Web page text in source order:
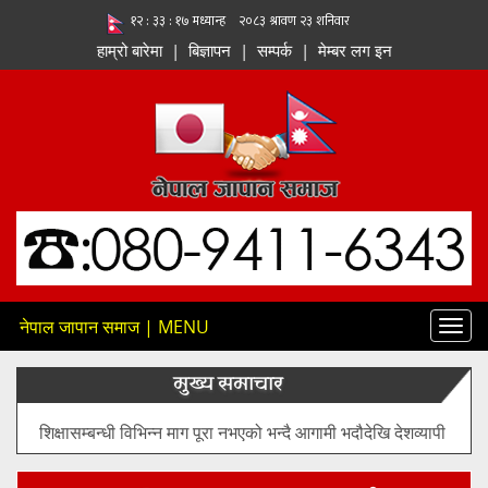
हाम्रो बारेमा | बिज्ञापन | सम्पर्क | मेम्बर लग इन
नेपाल जापान समाज | MENU
मुख्य समाचार
मल र ग्यासका लागि नागरिकहरु लाइनमा बसिरहेको भिडियो
आइरहेको बताउँदै यसबारे सम्बन्धित मन्त्रालयले स्पष्ट बताइ दिनु पर्ने